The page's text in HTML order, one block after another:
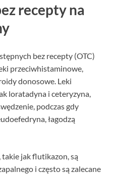
recepty na
bez recepty (OTC)
przeciwhistaminowe,
donosowe. Leki
loratadyna i ceteryzyna,
podczas gdy
łagodzą
jak flutikazon, są
i często są zalecane